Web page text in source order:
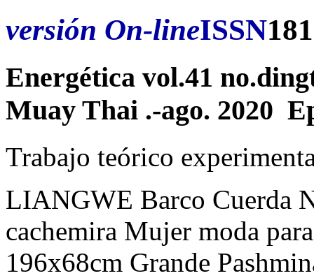
versión On-lineISSN
Energética vol.41
Muay Thai .-ago. 2020
Trabajo teórico
LIANGWE Barco Cuerda
cachemira Mujer moda
196x68cm Grande